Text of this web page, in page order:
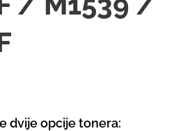
dvije opcije tonera: